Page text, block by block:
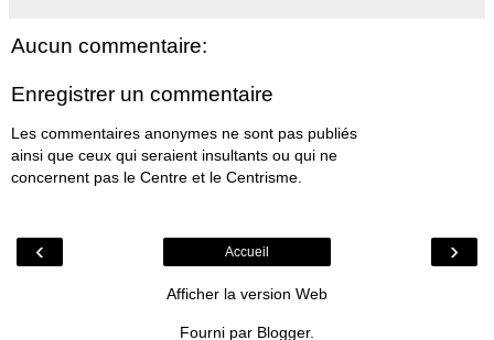
Aucun commentaire:
Enregistrer un commentaire
Les commentaires anonymes ne sont pas publiés
ainsi que ceux qui seraient insultants ou qui ne
concernent pas le Centre et le Centrisme.
‹ ›
Accueil
Afficher la version Web
Fourni par Blogger.